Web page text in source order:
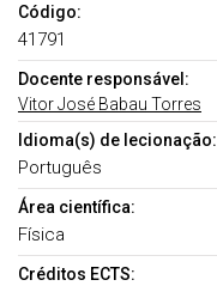
Código:
41791
Docente responsável:
Vitor José Babau Torres
Idioma(s) de lecionação:
Português
Área científica:
Física
Créditos ECTS: